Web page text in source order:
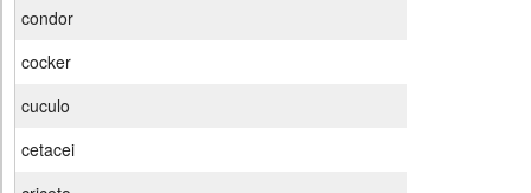
condor
cocker
cuculo
cetacei